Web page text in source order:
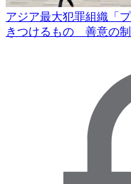
アジア最大犯罪組織「
きつけるもの 善意の制